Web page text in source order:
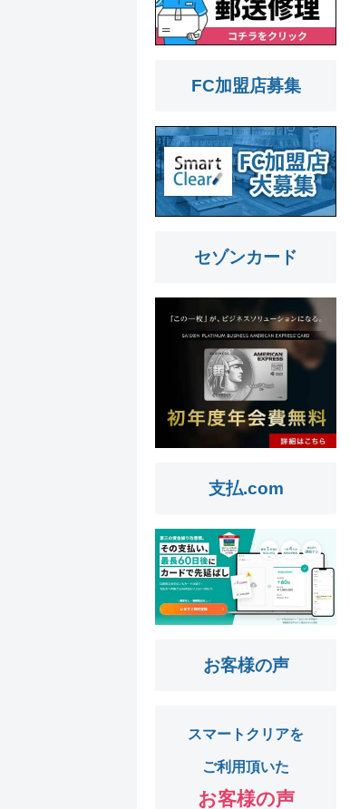
FC加盟店募集
セゾンカード
支払.com
お客様の声
スマートクリアを
ご利用頂いた
お客様の声